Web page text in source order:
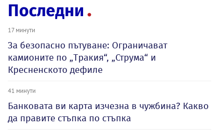
Последни
17 минути
За безопасно пътуване: Ограничават
камионите по „Тракия“, „Струма“ и
Кресненското дефиле
41 минути
Банковата ви карта изчезна в чужбина? Какво
да правите стъпка по стъпка